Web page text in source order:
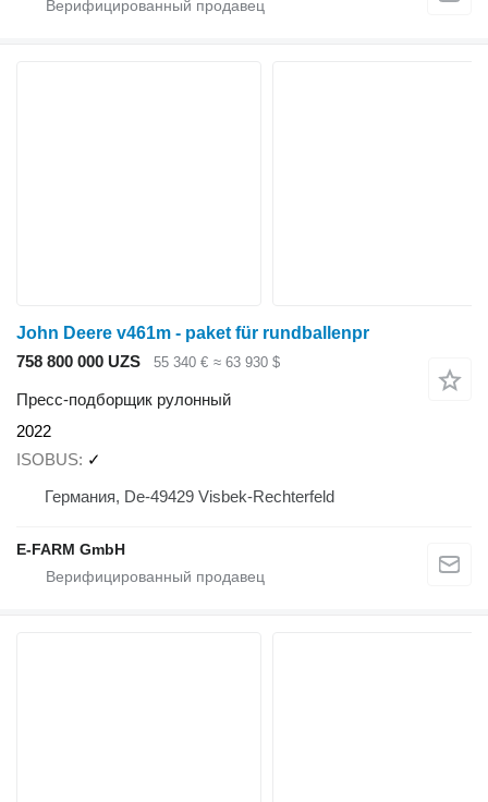
John Deere v461m - paket für rundballenpr
758 800 000 UZS
55 340 € ≈ 63 930 $
Пресс-подборщик рулонный
2022
ISOBUS ✓
Германия, De-49429 Visbek-Rechterfeld
E-FARM GmbH